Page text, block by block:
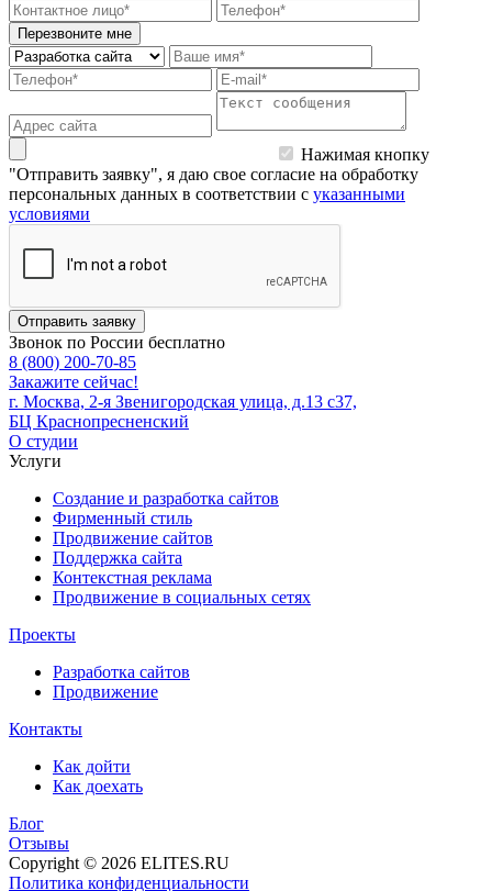
Перезвоните мне
Нажимая кнопку
"Отправить заявку", я даю свое согласие на обработку
персональных данных в соответствии с указанными
условиями
Отправить заявку
Звонок по России бесплатно
8 (800) 200-70-85
Закажите сейчас!
г. Москва, 2-я Звенигородская улица, д.13 с37,
БЦ Краснопресненский
О студии
Услуги
Создание и разработка сайтов
Фирменный стиль
Продвижение сайтов
Поддержка сайта
Контекстная реклама
Продвижение в социальных сетях
Проекты
Разработка сайтов
Продвижение
Контакты
Как дойти
Как доехать
Блог
Отзывы
Copyright © 2026 ELITES.RU
Политика конфиденциальности